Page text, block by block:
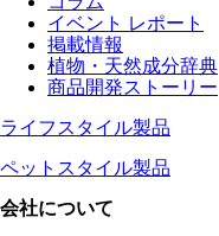
イベント レポート
掲載情報
植物・天然成分辞典
商品開発ストーリー
ライフスタイル製品
ペットスタイル製品
会社について